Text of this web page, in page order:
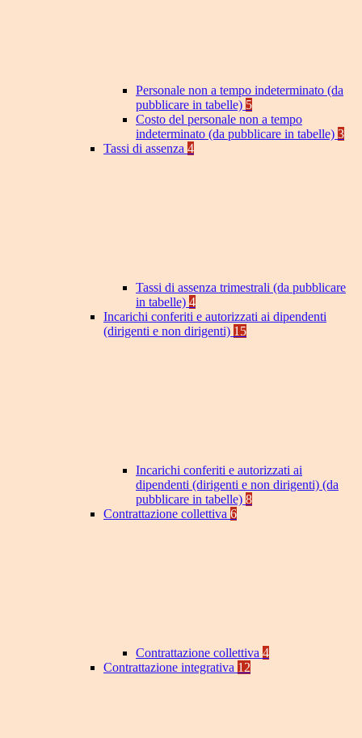
Personale non a tempo indeterminato (da
pubblicare in tabelle) 5
Costo del personale non a tempo
indeterminato (da pubblicare in tabelle) 3
Tassi di assenza 4
Tassi di assenza trimestrali (da pubblicare
in tabelle) 4
Incarichi conferiti e autorizzati ai dipendenti
(dirigenti e non dirigenti) 15
Incarichi conferiti e autorizzati ai
dipendenti (dirigenti e non dirigenti) (da
pubblicare in tabelle) 8
Contrattazione collettiva 6
Contrattazione collettiva 4
Contrattazione integrativa 12